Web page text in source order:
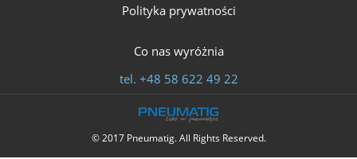
Polityka prywatności
Co nas wyróżnia
tel. +48 58 622 49 22
© 2017 Pneumatig. All Rights Reserved.